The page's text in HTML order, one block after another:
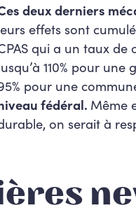
deux derniers
effets sont
qui a un taux de
110% pour
pour une
fédéral. Même
on serait à